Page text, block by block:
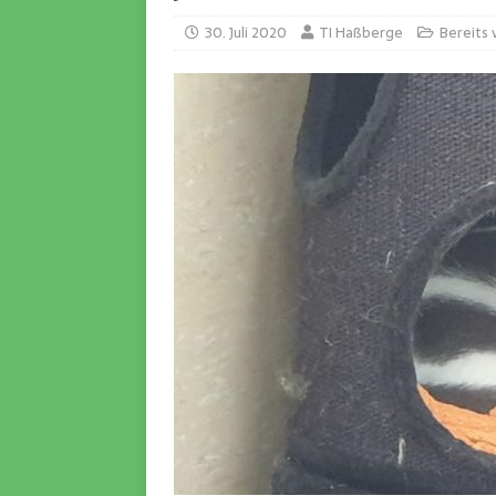
30. Juli 2020 TI Haßberge Bereits